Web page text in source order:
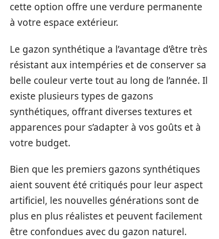
cette option offre une verdure permanente
à votre espace extérieur.
Le gazon synthétique a l’avantage d’être très
résistant aux intempéries et de conserver sa
belle couleur verte tout au long de l’année. Il
existe plusieurs types de gazons
synthétiques, offrant diverses textures et
apparences pour s’adapter à vos goûts et à
votre budget.
Bien que les premiers gazons synthétiques
aient souvent été critiqués pour leur aspect
artificiel, les nouvelles générations sont de
plus en plus réalistes et peuvent facilement
être confondues avec du gazon naturel.